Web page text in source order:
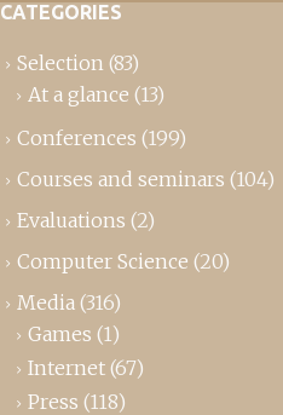
CATEGORIES
Selection (83)
At a glance (13)
Conferences (199)
Courses and seminars (104)
Evaluations (2)
Computer Science (20)
Media (316)
Games (1)
Internet (67)
Press (118)